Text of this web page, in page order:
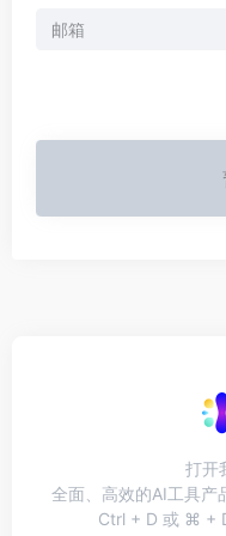
打开
全面、高效的AI工具产
Ctrl + D 或 ⌘ +